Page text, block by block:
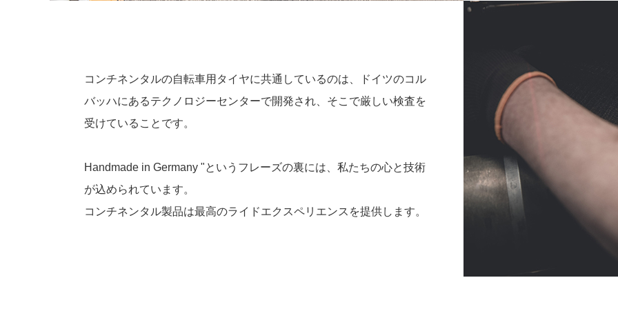
コンチネンタルの自転車用タイヤに共通しているのは、ドイツのコル
バッハにあるテクノロジーセンターで開発され、そこで厳しい検査を
受けていることです。
Handmade in Germany "というフレーズの裏には、私たちの心と技術
が込められています。
コンチネンタル製品は最高のライドエクスペリエンスを提供します。